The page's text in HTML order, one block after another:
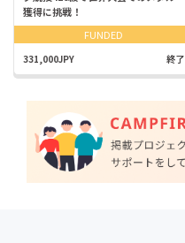
獲得に挑戦！
FUNDED
331,000JPY 終了